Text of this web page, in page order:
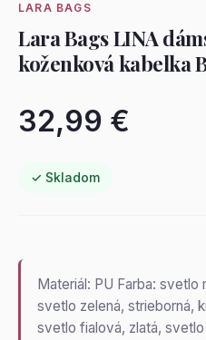
LARA BAGS
Lara Bags LINA
koženková kabelka
32,99 €
✓ Skladom
Materiál: PU Farba: svetlo
svetlo zelená, strieborná,
svetlo fialová, zlatá,